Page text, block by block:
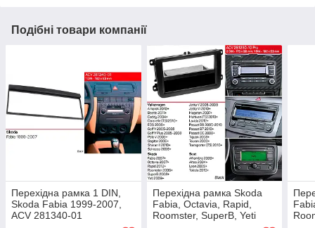
Подібні товари компанії
Перехідна рамка 1 DIN,
Skoda Fabia 1999-2007,
ACV 281340-01
Перехідна рамка Skoda
Fabia, Octavia, Rapid,
Roomster, SuperB, Yeti